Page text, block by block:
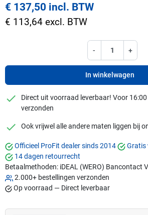
€ 137,50 incl. BTW
€ 113,64 excl. BTW
- +
In winkelwagen
checkmark
Direct uit voorraad leverbaar! Voor
verzonden
checkmark
Ook vrijwel alle andere maten liggen bij
Officieel ProFit dealer sinds 2014
Gratis
14 dagen retourrecht
Betaalmethoden: iDEAL (WERO) Bancontact
2.000+ bestellingen verzonden
Op voorraad — Direct leverbaar